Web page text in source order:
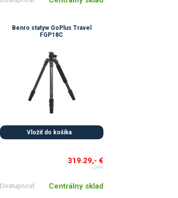
Benro statyw GoPlus Travel
FGP18C
Vložiť do košíka
319.29,- €
s DPH
Dostupnosť Centrálny sklad